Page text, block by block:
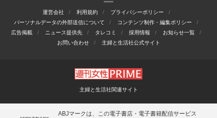
運営会社 利用規約
プライバシーポリシー
パーソナルデータの外部送信について
コンテンツ制作・編集ポリシー
広告掲載
ニュース提供先 タレコミ 採用情報
お知らせ一覧
お問い合わせ
主婦と生活社公式サイト
主婦と生活社関連サイト
ABJマークは、この電子書店・電子書籍配信サービス